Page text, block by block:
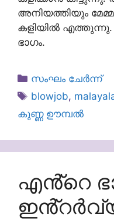
അനിയത്തിയും
കളിയിൽ
ഭാഗം.
Categories
സംഘം ചേർന്ന്
Tags
blowjob,
കുണ്ണ ഊമ്പൽ
എൻ്റെ